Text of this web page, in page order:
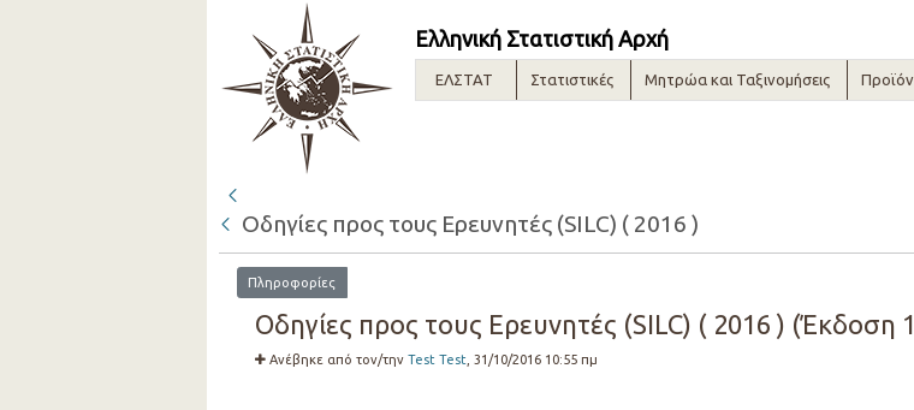
Ελληνική Στατιστική Αρχή
ΕΛΣΤΑΤ Στατιστικές Μητρώα και Ταξινομήσεις
Οδηγίες προς τους Ερευνητές (SILC) ( 2016 )
Πληροφορίες
Οδηγίες προς τους Ερευνητές (SILC) ( 2016 ) (Έκδοση
Ανέβηκε από τον/την Test Test , 31/10/2016 10:55 πμ